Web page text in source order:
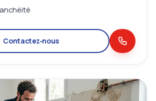
Contactez‑nous